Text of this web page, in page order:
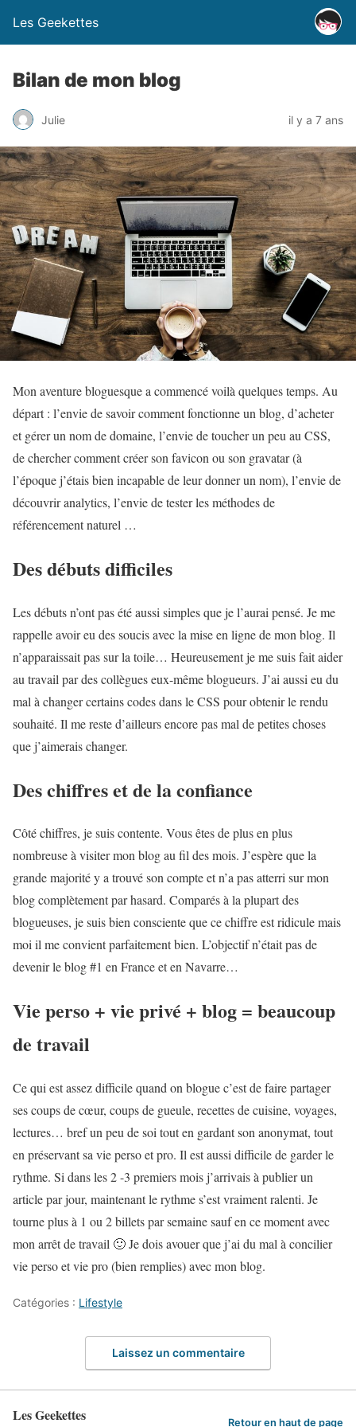
Les Geekettes
Bilan de mon blog
Julie il y a 7 ans
Mon aventure bloguesque a commencé voilà quelques temps. Au
départ : l’envie de savoir comment fonctionne un blog, d’acheter
et gérer un nom de domaine, l’envie de toucher un peu au CSS,
de chercher comment créer son favicon ou son gravatar (à
l’époque j’étais bien incapable de leur donner un nom), l’envie de
découvrir analytics, l’envie de tester les méthodes de
référencement naturel …
Des débuts difficiles
Les débuts n’ont pas été aussi simples que je l’aurai pensé. Je me
rappelle avoir eu des soucis avec la mise en ligne de mon blog. Il
n’apparaissait pas sur la toile… Heureusement je me suis fait aider
au travail par des collègues eux-même blogueurs. J’ai aussi eu du
mal à changer certains codes dans le CSS pour obtenir le rendu
souhaité. Il me reste d’ailleurs encore pas mal de petites choses
que j’aimerais changer.
Des chiffres et de la confiance
Côté chiffres, je suis contente. Vous êtes de plus en plus
nombreuse à visiter mon blog au fil des mois. J’espère que la
grande majorité y a trouvé son compte et n’a pas atterri sur mon
blog complètement par hasard. Comparés à la plupart des
blogueuses, je suis bien consciente que ce chiffre est ridicule mais
moi il me convient parfaitement bien. L’objectif n’était pas de
devenir le blog #1 en France et en Navarre…
Vie perso + vie privé + blog = beaucoup
de travail
Ce qui est assez difficile quand on blogue c’est de faire partager
ses coups de cœur, coups de gueule, recettes de cuisine, voyages,
lectures… bref un peu de soi tout en gardant son anonymat, tout
en préservant sa vie perso et pro. Il est aussi difficile de garder le
rythme. Si dans les 2 -3 premiers mois j’arrivais à publier un
article par jour, maintenant le rythme s’est vraiment ralenti. Je
tourne plus à 1 ou 2 billets par semaine sauf en ce moment avec
mon arrêt de travail 🙂 Je dois avouer que j’ai du mal à concilier
vie perso et vie pro (bien remplies) avec mon blog.
Catégories : Lifestyle
Laissez un commentaire
Les Geekettes Retour en haut de page